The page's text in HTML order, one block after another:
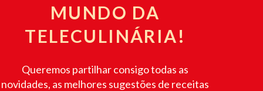
MUNDO DA
TELECULINÁRIA!
Queremos partilhar consigo todas as
novidades, as melhores sugestões de receitas